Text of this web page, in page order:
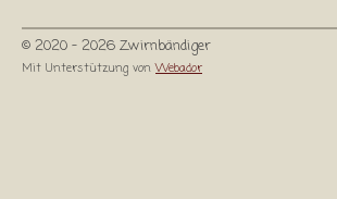
© 2020 - 2026 Zwirnbändiger
Mit Unterstützung vonWebador